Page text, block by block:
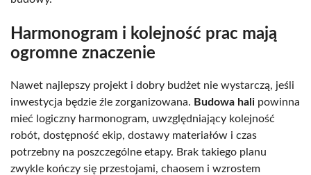
Harmonogram i kolejność prac mają
ogromne znaczenie
Nawet najlepszy projekt i dobry budżet nie wystarczą, jeśli
inwestycja będzie źle zorganizowana. Budowa hali powinna
mieć logiczny harmonogram, uwzględniający kolejność
robót, dostępność ekip, dostawy materiałów i czas
potrzebny na poszczególne etapy. Brak takiego planu
zwykle kończy się przestojami, chaosem i wzrostem